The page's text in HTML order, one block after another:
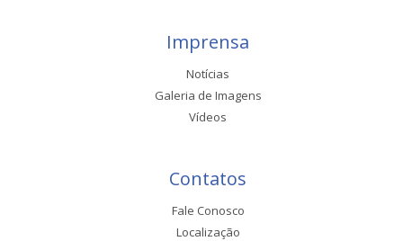
Imprensa
Notícias
Galeria de Imagens
Vídeos
Contatos
Fale Conosco
Localização